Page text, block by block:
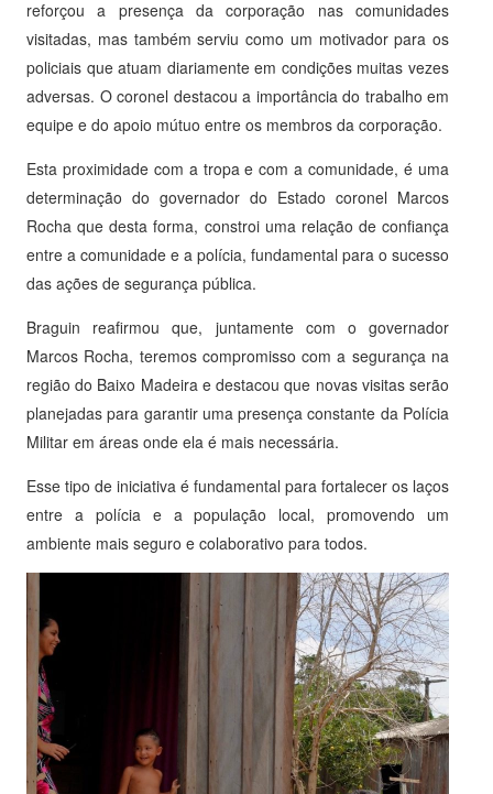
reforçou a presença da corporação nas comunidades
visitadas, mas também serviu como um motivador para os
policiais que atuam diariamente em condições muitas vezes
adversas. O coronel destacou a importância do trabalho em
equipe e do apoio mútuo entre os membros da corporação.
Esta proximidade com a tropa e com a comunidade, é uma
determinação do governador do Estado coronel Marcos
Rocha que desta forma, constroi uma relação de confiança
entre a comunidade e a polícia, fundamental para o sucesso
das ações de segurança pública.
Braguin reafirmou que, juntamente com o governador
Marcos Rocha, teremos compromisso com a segurança na
região do Baixo Madeira e destacou que novas visitas serão
planejadas para garantir uma presença constante da Polícia
Militar em áreas onde ela é mais necessária.
Esse tipo de iniciativa é fundamental para fortalecer os laços
entre a polícia e a população local, promovendo um
ambiente mais seguro e colaborativo para todos.